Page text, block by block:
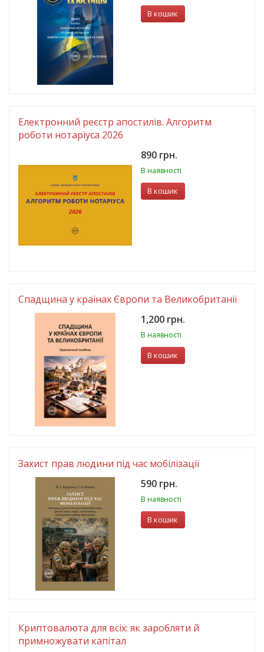
В кошик
Електронний реєстр апостилів. Алгоритм
роботи нотаріуса 2026
890 грн.
В наявності
В кошик
Спадщина у країнах Європи та Великобританії
1,200 грн.
В наявності
В кошик
Захист прав людини під час мобілізації
590 грн.
В наявності
В кошик
Криптовалюта для всіх: як заробляти й
примножувати капітал